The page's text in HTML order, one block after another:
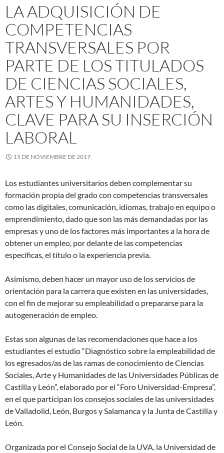
LA ADQUISICIÓN DE
COMPETENCIAS
TRANSVERSALES POR
PARTE DE LOS TITULADOS
DE CIENCIAS SOCIALES,
ARTES Y HUMANIDADES,
CLAVE PARA SU INSERCIÓN
LABORAL
15 DE NOVIEMBRE DE 2017
Los estudiantes universitarios deben complementar su
formación propia del grado con competencias transversales
como las digitales, comunicación, idiomas, trabajo en equipo o
emprendimiento, dado que son las más demandadas por las
empresas y uno de los factores más importantes a la hora de
obtener un empleo, por delante de las competencias
específicas, el título o la experiencia previa.
Asimismo, deben hacer un mayor uso de los servicios de
orientación para la carrera que existen en las universidades,
con el fin de mejorar su empleabilidad o prepararse para la
autogeneración de empleo.
Estas son algunas de las recomendaciones que hace a los
estudiantes el estudio “Diagnóstico sobre la empleabilidad de
los egresados/as de las ramas de conocimiento de Ciencias
Sociales, Arte y Humanidades de las Universidades Públicas de
Castilla y León”, elaborado por el “Foro Universidad-Empresa”,
en el que participan los consejos sociales de las universidades
de Valladolid, León, Burgos y Salamanca y la Junta de Castilla y
León.
Organizada por el Consejo Social de la UVA, la Universidad de